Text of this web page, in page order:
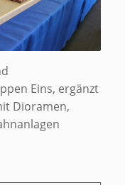
Eins, ergänzt
Dioramen,